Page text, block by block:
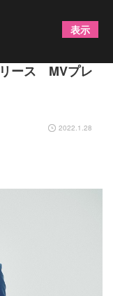
CHARM
ース MVプレ
2022.1.28
表示